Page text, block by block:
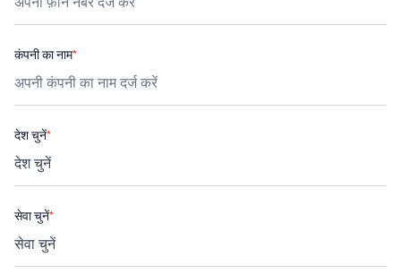
कंपनी का नाम*
देश चुनें*
सेवा चुनें*